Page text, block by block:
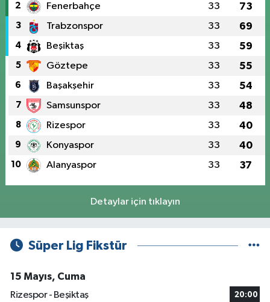
2 Fenerbahçe 33 73
3 Trabzonspor 33 69
4 Beşiktaş 33 59
5 Göztepe 33 55
6 Başakşehir 33 54
7 Samsunspor 33 48
8 Rizespor 33 40
9 Konyaspor 33 40
10 Alanyaspor 33 37
Detaylar için tıklayın
Süper Lig Fikstür
15 Mayıs, Cuma
Rizespor - Beşiktaş
20:00